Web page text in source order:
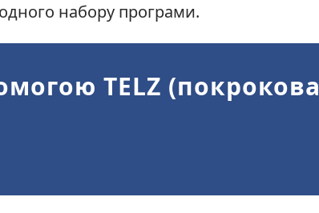
набору програми.
TELZ (покрокова